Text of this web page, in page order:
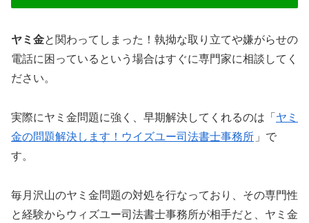
ヤミ金と関わってしまった！執拗な取り立てや嫌がらせの
電話に困っているという場合はすぐに専門家に相談してく
ださい。
実際にヤミ金問題に強く、早期解決してくれるのは「 ヤミ
金の問題解決します！ウイズユー司法書士事務所 」で
す。
毎月沢山のヤミ金問題の対処を行なっており、その専門性
と経験からウィズユー司法書士事務所が相手だと、ヤミ金